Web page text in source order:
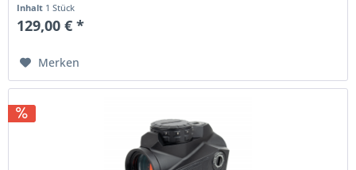
Inhalt 1 Stück
129,00 € *
Merken